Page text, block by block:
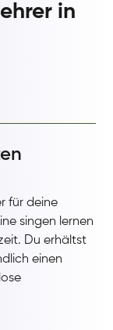
in
für deine
singen lernen
Du erhältst
einen